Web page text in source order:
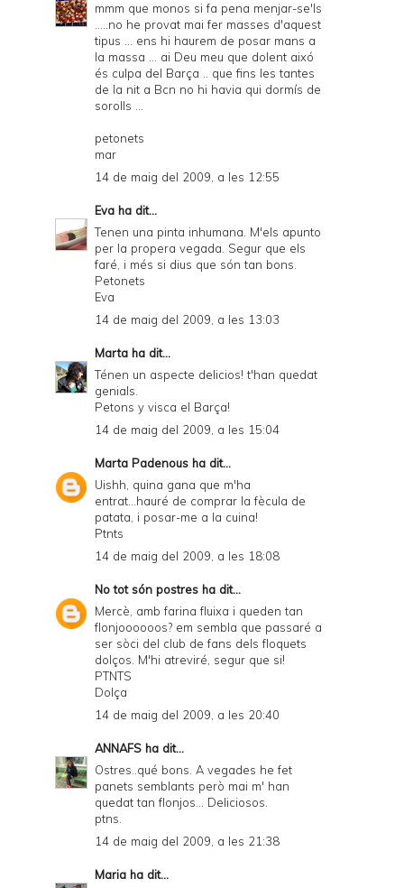
mmm que monos si fa pena menjar-se'ls
.....no he provat mai fer masses d'aquest
tipus ... ens hi haurem de posar mans a
la massa ... ai Deu meu que dolent aixó
és culpa del Barça .. que fins les tantes
de la nit a Bcn no hi havia qui dormís de
sorolls ...
petonets
mar
14 de maig del 2009, a les 12:55
Eva ha dit...
Tenen una pinta inhumana. M'els apunto
per la propera vegada. Segur que els
faré, i més si dius que són tan bons.
Petonets
Eva
14 de maig del 2009, a les 13:03
Marta ha dit...
Ténen un aspecte delicios! t'han quedat
genials.
Petons y visca el Barça!
14 de maig del 2009, a les 15:04
Marta Padenous ha dit...
Uishh, quina gana que m'ha
entrat...hauré de comprar la fècula de
patata, i posar-me a la cuina!
Ptnts
14 de maig del 2009, a les 18:08
No tot són postres ha dit...
Mercè, amb farina fluixa i queden tan
flonjoooooos? em sembla que passaré a
ser sòci del club de fans dels floquets
dolços. M'hi atreviré, segur que si!
PTNTS
Dolça
14 de maig del 2009, a les 20:40
ANNAFS ha dit...
Ostres..qué bons. A vegades he fet
panets semblants però mai m' han
quedat tan flonjos... Deliciosos.
ptns.
14 de maig del 2009, a les 21:38
Maria ha dit...